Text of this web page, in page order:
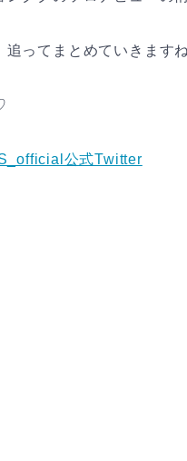
追ってまとめていきます
公式Twitter